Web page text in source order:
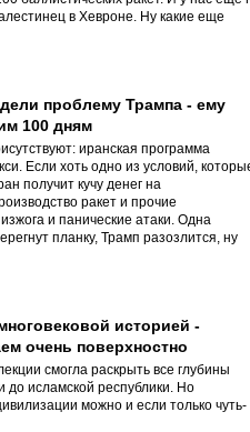
в Хевроне. Ну какие еще
проблему Трампа - ему
100 дням
иранская программа
Если хоть одно из условий,
получит кучу денег на
ракет и прочие
и панические атаки. Одна
планку, Трамп разозлится, ну
историей -
очень поверхностно
смогла раскрыть все глубины
исламской республики. Но
можно и если только чуть-